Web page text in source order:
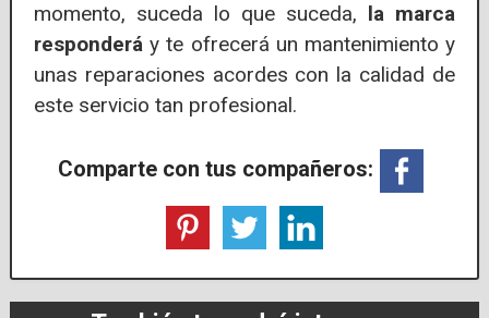
momento, suceda lo que suceda, la marca
responderáy te ofrecerá un mantenimiento y
unas reparaciones acordes con la calidad de
este servicio tan profesional.
Comparte con tus compañeros: